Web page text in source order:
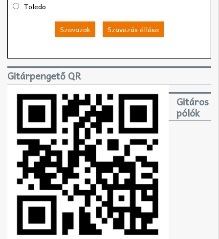
Toledo
Szavazok Szavazás állása
Gitárpengető QR
Gitáros
pólók